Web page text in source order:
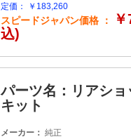
定価： ￥183,260
スピードジャパン価格 ：
込)
パーツ名：リアショ
キット
メーカー： 純正